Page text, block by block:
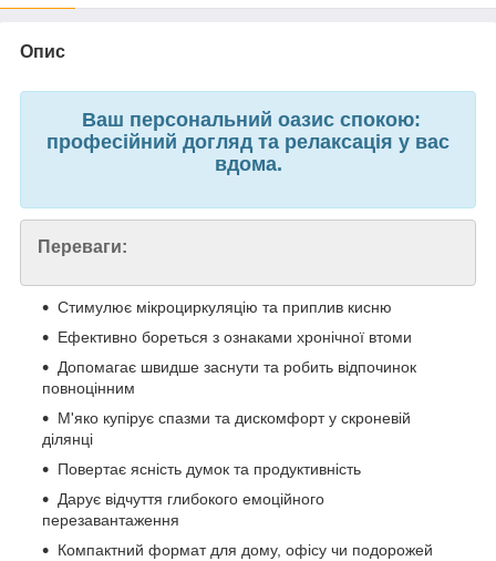
Опис
Ваш персональний оазис спокою:
професійний догляд та релаксація у вас
вдома.
Переваги:
Стимулює мікроциркуляцію та приплив кисню
Ефективно бореться з ознаками хронічної втоми
Допомагає швидше заснути та робить відпочинок
повноцінним
М'яко купірує спазми та дискомфорт у скроневій
ділянці
Повертає ясність думок та продуктивність
Дарує відчуття глибокого емоційного
перезавантаження
Компактний формат для дому, офісу чи подорожей